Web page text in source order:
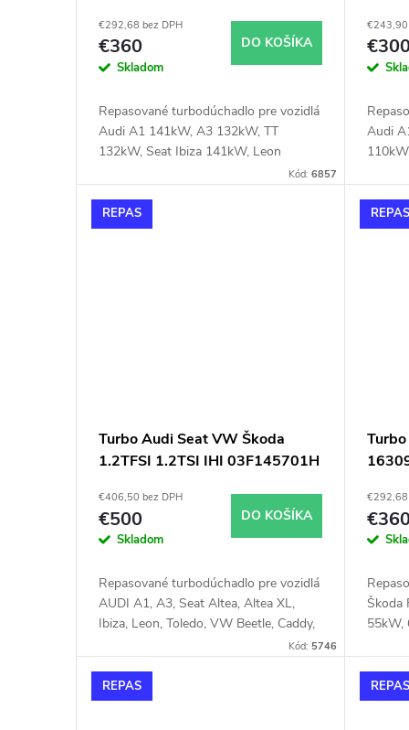
€292,68 bez DPH
€360
Skladom
DO KOŠÍKA
Repasované turbodúchadlo pre vozidlá
Audi A1 141kW, A3 132kW, TT
132kW, Seat Ibiza 141kW, Leon
Škoda Octavia 132kW, Superb 132kW
Kód:6857
€243,90
Audi
REPAS
Turbo Audi Seat VW Škoda
1.2TFSI 1.2TSI IHI 03F145701H
€406,50 bez DPH
€500
Skladom
DO KOŠÍKA
Repasované turbodúchadlo pre vozidlá
AUDI A1, A3, Seat Altea, Altea XL,
Ibiza, Leon, Toledo, VW Beetle, Caddy,
Golf, Jetta, Polo, Touran, Škoda Fabia,
Kód: 5746
REPAS
€292,68
Škoda
55kW,
REPAS REPAS